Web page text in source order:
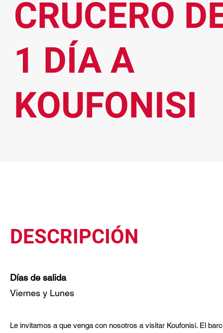
CRUCERO
1 DÍA A
KOUFONISI
DESCRIPCIÓN
Días de salida
Viernes y Lunes
Le invitamos a que venga con nosotros a visitar Koufonisi. El